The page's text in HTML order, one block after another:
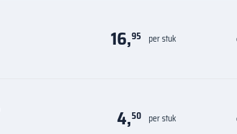
16,95 per stuk
4,50 per stuk